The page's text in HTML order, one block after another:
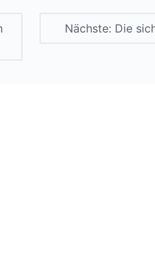
Nächste: Die